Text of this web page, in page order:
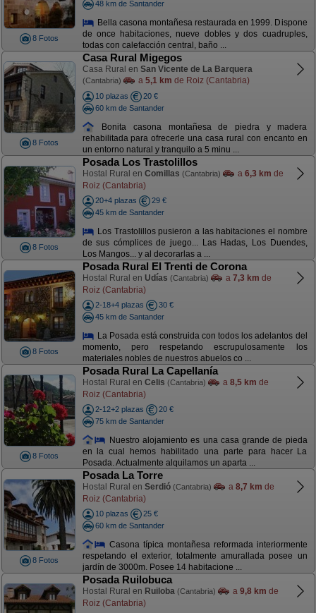
8 Fotos
48 km de Santander
Bella casona montañesa restaurada en 1999. Dispone
de once habitaciones, nueve dobles y dos cuadruples,
todas con calefacción central, baño ...
8 Fotos
Casa Rural Migegos
Casa Rural en San Vicente de La Barquera
(Cantabria) a 5,1 km de Roiz (Cantabria)
10 plazas
20 €
60 km de Santander
Bonita casona montañesa de piedra y madera
rehabilitada para ofrecerle una casa rural con encanto en
un entorno natural y tranquilo a 5 minu ...
8 Fotos
Posada Los Trastolillos
Hostal Rural en Comillas (Cantabria) a 6,3 km de
Roiz (Cantabria)
20+4 plazas
29 €
45 km de Santander
Los Trastolillos pusieron a las habitaciones el nombre
de sus cómplices de juego... Las Hadas, Los Duendes,
Los Mangos... y al decorarlas a ...
8 Fotos
Posada Rural El Trenti de Corona
Hostal Rural en Udías (Cantabria) a 7,3 km de
Roiz (Cantabria)
2-18+4 plazas
30 €
45 km de Santander
La Posada está construida con todos los adelantos del
momento, pero respetando escrupulosamente los
materiales nobles de nuestros abuelos co ...
8 Fotos
Posada Rural La Capellanía
Hostal Rural en Celis (Cantabria) a 8,5 km de
Roiz (Cantabria)
2-12+2 plazas
20 €
75 km de Santander
Nuestro alojamiento es una casa grande de pieda
en la cual hemos habilitado una parte para hacer La
Posada. Actualmente alquilamos un aparta ...
8 Fotos
Posada La Torre
Hostal Rural en Serdió (Cantabria) a 8,7 km de
Roiz (Cantabria)
10 plazas
25 €
60 km de Santander
Casona típica montañesa reformada interiormente
respetando el exterior, totalmente amurallada posee un
jardín de 3000m. Posee 14 habitacione ...
Posada Ruilobuca
Hostal Rural en Ruiloba (Cantabria) a 9,8 km de
Roiz (Cantabria)